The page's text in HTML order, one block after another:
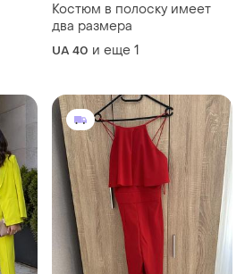
Костюм в полоску имеет
два размера
UA 40 и еще 1